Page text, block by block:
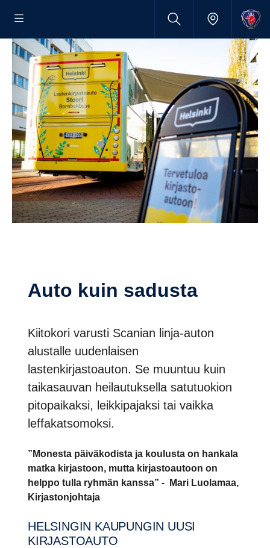
Auto kuin sadusta
Kiitokori varusti Scanian linja-auton
alustalle uudenlaisen
lastenkirjastoauton. Se muuntuu kuin
taikasauvan heilautuksella satutuokion
pitopaikaksi, leikkipajaksi tai vaikka
leffakatsomoksi.
”Monesta päiväkodista ja koulusta on hankala
matka kirjastoon, mutta kirjastoautoon on
helppo tulla ryhmän kanssa” - Mari Luolamaa,
Kirjastonjohtaja
HELSINGIN KAUPUNGIN UUSI
KIRJAS­TOAUTO